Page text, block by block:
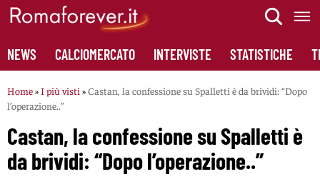
Skip
content
NEWS CALCIOMERCATO INTERVISTE STATISTICHE
Home»I più visti »Castan, la confessione su Spalletti è da brividi: “Dopo
l’operazione..”
Castan, la confessione su Spalletti è
da brividi: “Dopo l’operazione..”